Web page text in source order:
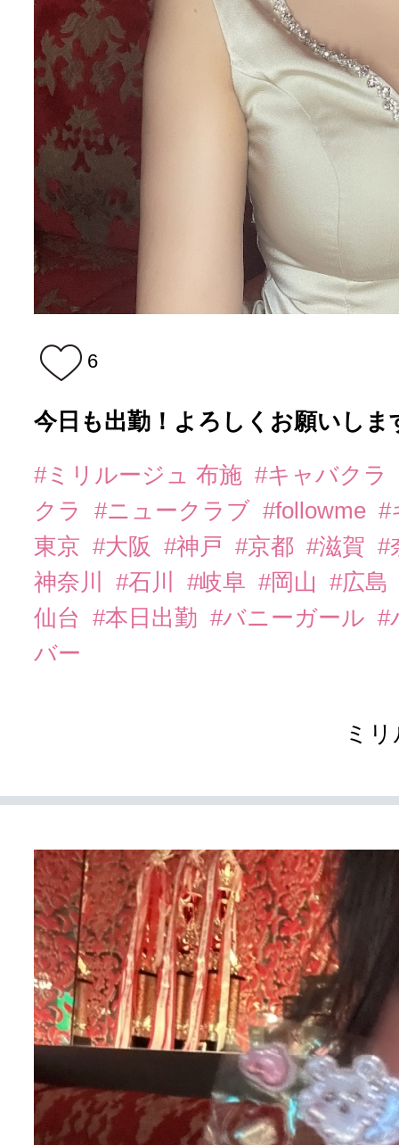
6
今日も出勤！よろしくお願いしま
#ミリルージュ 布施 #キャバクラ
クラ
#ニュークラブ #followme #
東京 #大阪 #神戸 #京都 #滋賀 #
神奈川
#石川 #岐阜 #岡山
#広島
仙台
#本日出勤 #バニーガール #
バー
ミ